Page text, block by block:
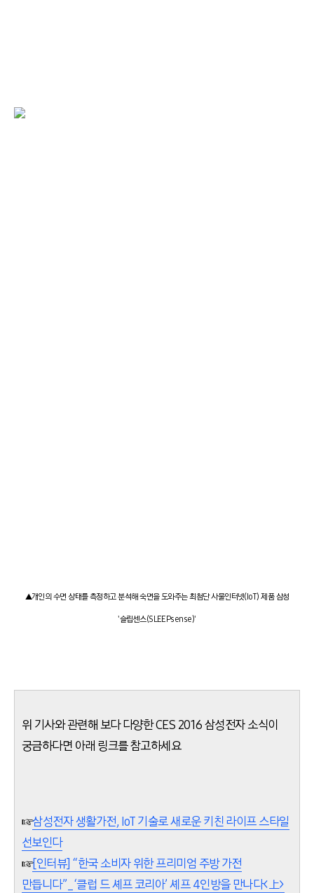
▲개인의 수면 상태를 측정하고 분석해 숙면을 도와주는 최첨단 사물인터넷(IoT) 제품 삼성
'슬립센스(SLEEPsense)'
위 기사와 관련해 보다 다양한 CES 2016 삼성전자 소식이
궁금하다면 아래 링크를 참고하세요
☞삼성전자 생활가전, IoT 기술로 새로운 키친 라이프 스타일
선보인다
☞[인터뷰] “한국 소비자 위한 프리미엄 주방 가전
만듭니다”_‘클럽 드 셰프 코리아’ 셰프 4인방을 만나다<上>